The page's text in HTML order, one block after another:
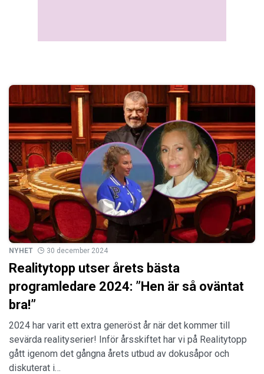
NYHET 30 december 2024
Realitytopp utser årets bästa
programledare 2024: ”Hen är så oväntat
bra!”
2024 har varit ett extra generöst år när det kommer till
sevärda realityserier! Inför årsskiftet har vi på Realitytopp
gått igenom det gångna årets utbud av dokusåpor och
diskuterat i…